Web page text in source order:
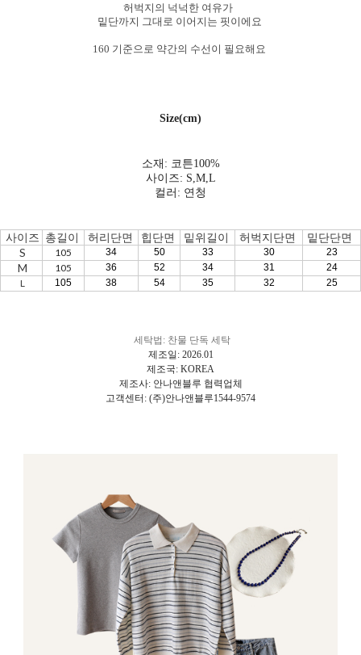
허벅지의 넉넉한 여유가
밑단까지 그대로 이어지는 핏이에요
160 기준으로 약간의 수선이 필요해요
Size(cm)
소재: 코튼100%
사이즈: S,M,L
컬러: 연청
사이즈 총길이 허리단면 힙단면 밑위길이 허벅지단면
밑단단면
S
105 34 50 33 30 23
M 105 36 52 34 31 24
L 105 38 54 35 32 25
세탁법: 찬물 단독 세탁
제조일: 2026.01
제조국: KOREA
제조사: 안나앤블루 협력업체
고객센터: (주)안나앤블루1544-9574